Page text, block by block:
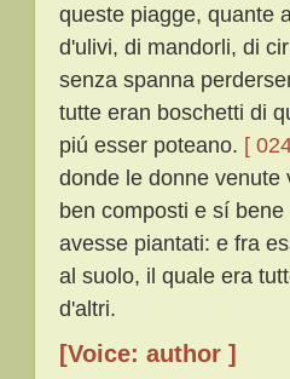
queste piagge, quante
d'ulivi, di mandorli, di
senza spanna
tutte eran boschetti di
piú esser poteano. [
donde le donne venute
ben composti e sí
avesse piantati: e fra
al suolo, il quale era
d'altri.
[Voice: author ]